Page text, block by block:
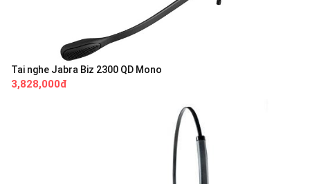
Tai nghe Jabra Biz 2300 QD Mono
3,828,000đ